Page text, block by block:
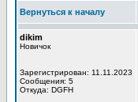
Вернуться к началу
dikim
Новичок
Зарегистрирован: 11.11.2023
Сообщения: 5
Откуда: DGFH